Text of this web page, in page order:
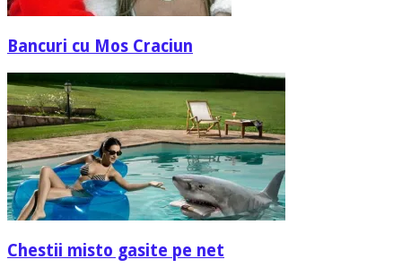
Bancuri cu Mos Craciun
Chestii misto gasite pe net